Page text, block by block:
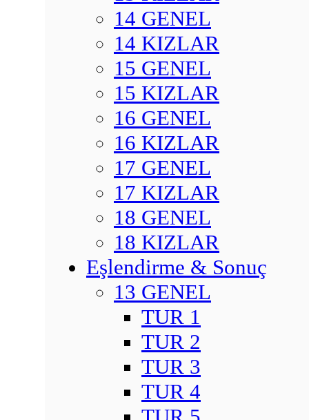
14 GENEL
14 KIZLAR
15 GENEL
15 KIZLAR
16 GENEL
16 KIZLAR
17 GENEL
17 KIZLAR
18 GENEL
18 KIZLAR
Eşlendirme & Sonuç
13 GENEL
TUR 1
TUR 2
TUR 3
TUR 4